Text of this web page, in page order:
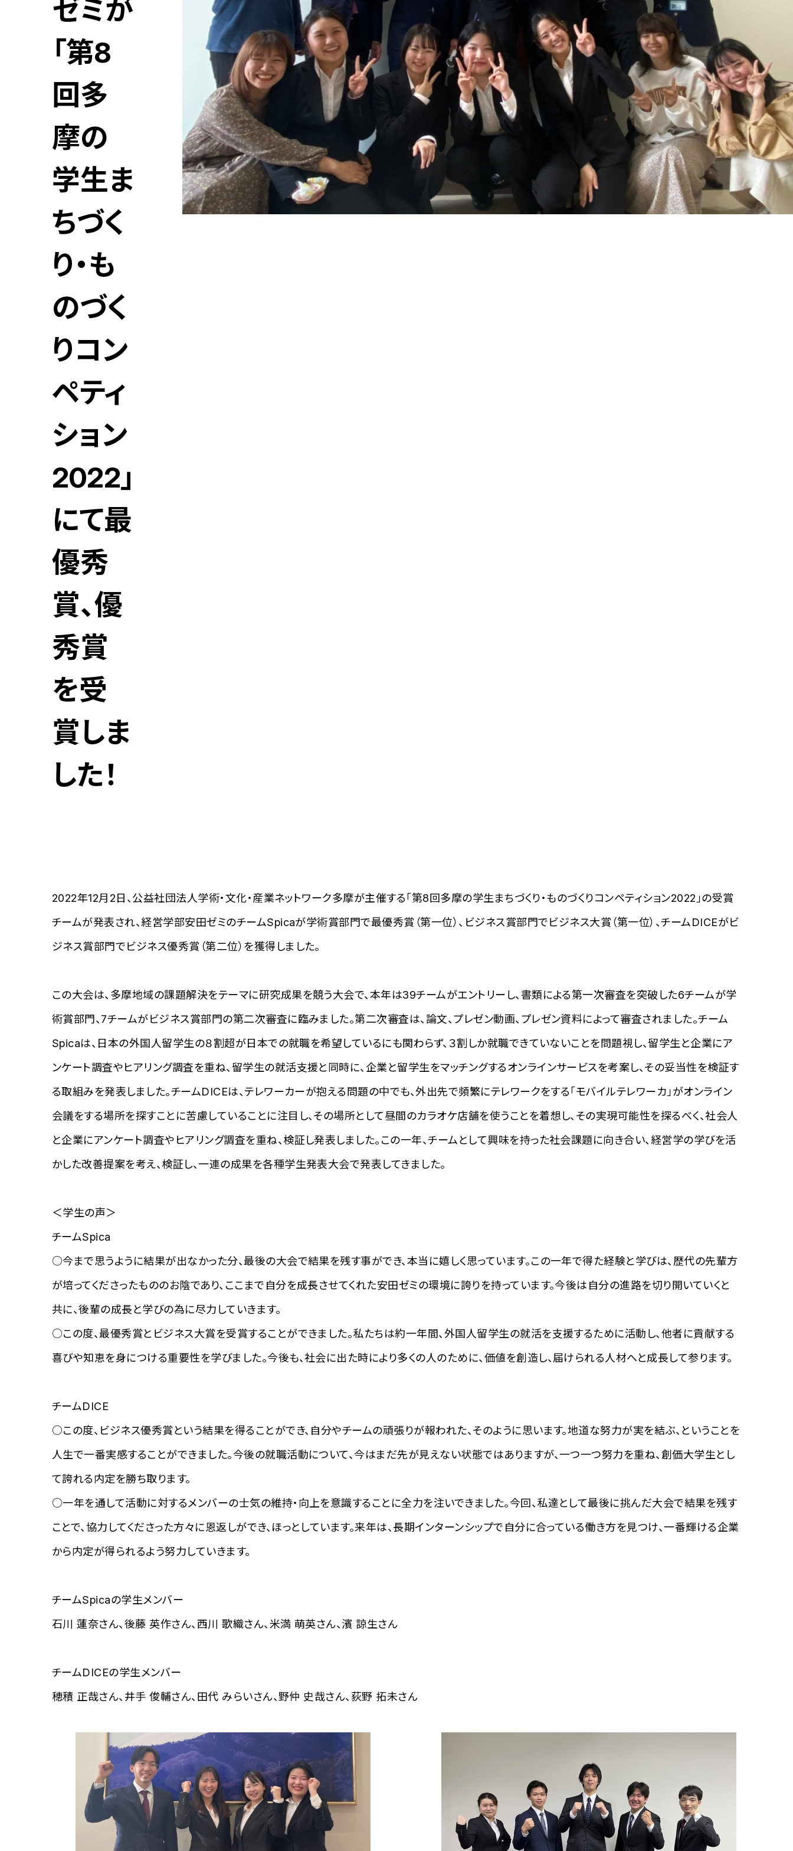
ゼミが
「第8
回多
摩の
学生ま
ちづく
り・も
のづく
りコン
ペティ
ション
2022」
にて最
優秀
賞、優
秀賞
を受
賞しま
した！
2022年12月2日、公益社団法人学術・文化・産業ネットワーク多摩が主催する「第8回多摩の学生まちづくり・ものづくりコンペティション2022」の受賞
チームが発表され、経営学部安田ゼミのチームSpicaが学術賞部門で最優秀賞（第一位）、ビジネス賞部門でビジネス大賞（第一位）、チームDICEがビ
ジネス賞部門でビジネス優秀賞（第二位）を獲得しました。
この大会は、多摩地域の課題解決をテーマに研究成果を競う大会で、本年は39チームがエントリーし、書類による第一次審査を突破した6チームが学
術賞部門、7チームがビジネス賞部門の第二次審査に臨みました。第二次審査は、論文、プレゼン動画、プレゼン資料によって審査されました。チーム
Spicaは、日本の外国人留学生の８割超が日本での就職を希望しているにも関わらず、３割しか就職できていないことを問題視し、留学生と企業にア
ンケート調査やヒアリング調査を重ね、留学生の就活支援と同時に、企業と留学生をマッチングするオンラインサービスを考案し、その妥当性を検証す
る取組みを発表しました。チームDICEは、テレワーカーが抱える問題の中でも、外出先で頻繁にテレワークをする「モバイルテレワーカ」がオンライン
会議をする場所を探すことに苦慮していることに注目し、その場所として昼間のカラオケ店舗を使うことを着想し、その実現可能性を探るべく、社会人
と企業にアンケート調査やヒアリング調査を重ね、検証し発表しました。この一年、チームとして興味を持った社会課題に向き合い、経営学の学びを活
かした改善提案を考え、検証し、一連の成果を各種学生発表大会で発表してきました。
＜学生の声＞
チームSpica
○今まで思うように結果が出なかった分、最後の大会で結果を残す事ができ、本当に嬉しく思っています。この一年で得た経験と学びは、歴代の先輩方
が培ってくださったもののお陰であり、ここまで自分を成長させてくれた安田ゼミの環境に誇りを持っています。今後は自分の進路を切り開いていくと
共に、後輩の成長と学びの為に尽力していきます。
○この度、最優秀賞とビジネス大賞を受賞することができました。私たちは約一年間、外国人留学生の就活を支援するために活動し、他者に貢献する
喜びや知恵を身につける重要性を学びました。今後も、社会に出た時により多くの人のために、価値を創造し、届けられる人材へと成長して参ります。
チームDICE
○この度、ビジネス優秀賞という結果を得ることができ、自分やチームの頑張りが報われた、そのように思います。地道な努力が実を結ぶ、ということを
人生で一番実感することができました。今後の就職活動について、今はまだ先が見えない状態ではありますが、一つ一つ努力を重ね、創価大学生とし
て誇れる内定を勝ち取ります。
○一年を通して活動に対するメンバーの士気の維持・向上を意識することに全力を注いできました。今回、私達として最後に挑んだ大会で結果を残す
ことで、協力してくださった方々に恩返しができ、ほっとしています。来年は、長期インターンシップで自分に合っている働き方を見つけ、一番輝ける企業
から内定が得られるよう努力していきます。
チームSpicaの学生メンバー
石川 蓮奈さん、後藤 英作さん、西川 歌織さん、米満 萌英さん、濱 諒生さん
チームDICEの学生メンバー
穂積 正哉さん、井手 俊輔さん、田代 みらいさん、野仲 史哉さん、荻野 拓未さん